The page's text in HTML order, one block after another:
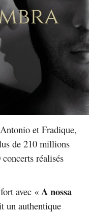
et Fradique,
de 210 millions
réalisés
avec « A nossa
un authentique